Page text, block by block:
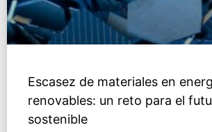
Escasez de materiales en
renovables: un reto para el
sostenible